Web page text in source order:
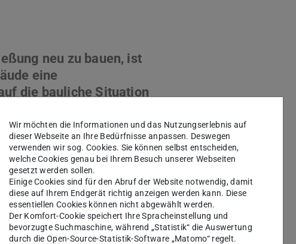
neu zu bauen, ist
eine
die bauliche Situation
architektonisch
die Funktion der
mit der des
Art und
Dezernat V – Baumanagement
Wir möchten die Informationen und das Nutzungserlebnis auf
dieser Webseite an Ihre Bedürfnisse anpassen. Deswegen
verwenden wir sog. Cookies. Sie können selbst entscheiden,
welche Cookies genau bei Ihrem Besuch unserer Webseiten
gesetzt werden sollen.
Einige Cookies sind für den Abruf der Website notwendig, damit
diese auf Ihrem Endgerät richtig anzeigen werden kann. Diese
essentiellen Cookies können nicht abgewählt werden.
Der Komfort-Cookie speichert Ihre Spracheinstellung und
bevorzugte Suchmaschine, während „Statistik“ die Auswertung
durch die Open-Source-Statistik-Software „Matomo“ regelt.